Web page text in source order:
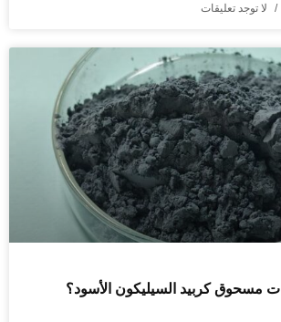
لا توجد تعليقات
مسحوق كربيد السيليكون الأسود؟